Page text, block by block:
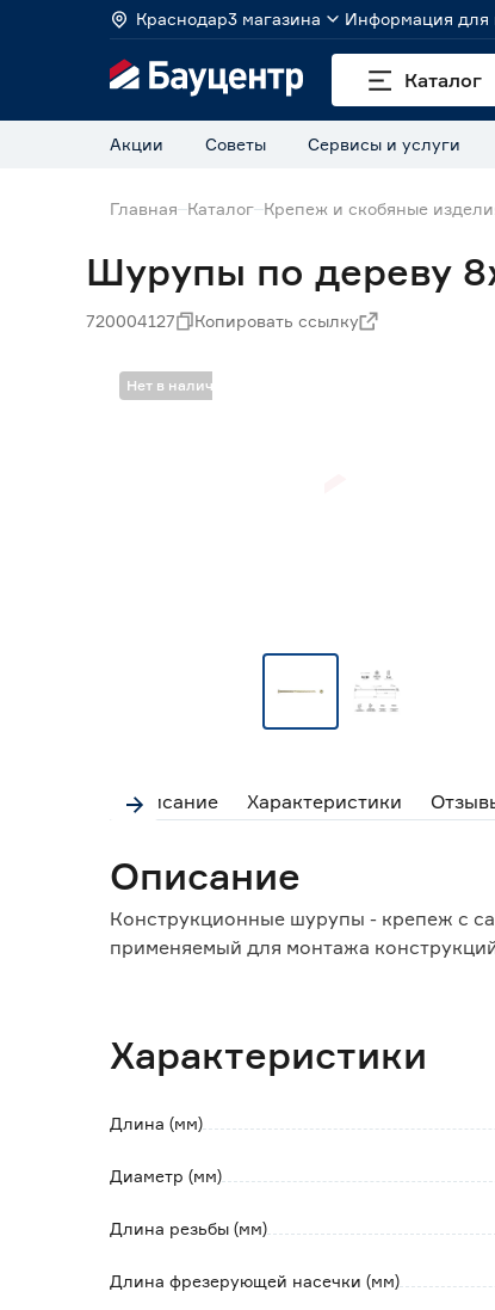
Краснодар3 магазина Информация для
Каталог
Акции Советы Сервисы и услуги
Главная Каталог Крепеж и скобяные
Шурупы по дереву
720004127 Копировать ссылку
Нет в наличии
Описание Характеристики
Описание
Конструкционные шурупы - крепеж с
применяемый для монтажа
Характеристики
Длина (мм)
Диаметр (мм)
Длина резьбы (мм)
Длина фрезерующей насечки (мм)